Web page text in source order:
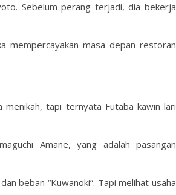
Sebelum perang terjadi, dia bekerja
mempercayakan masa depan restoran
menikah, tapi ternyata Futaba kawin lari
Amane, yang adalah pasangan
beban “Kuwanoki”. Tapi melihat usaha